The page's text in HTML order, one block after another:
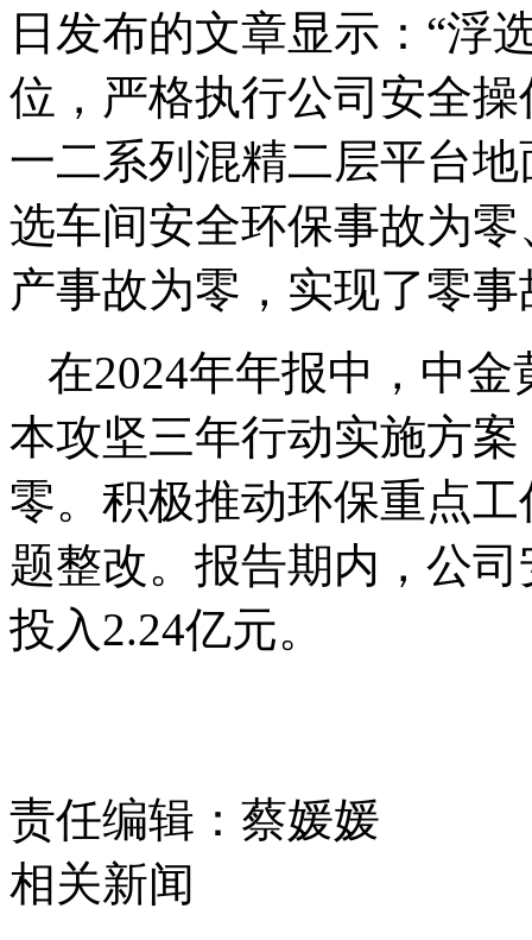
日发布的文章显示：“浮
位，严格执行公司安全
一二系列混精二层平台
选车间安全环保事故为
产事故为零，实现了零
在2024年年报中，中
本攻坚三年行动实施方
零。积极推动环保重点
题整改。报告期内，公
投入2.24亿元。
责任编辑：蔡媛媛
相关新闻